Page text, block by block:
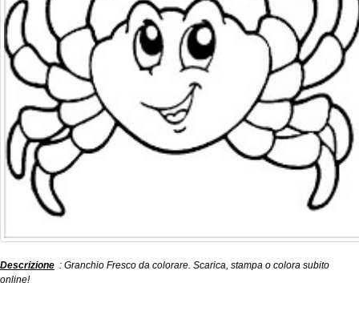
Descrizione : Granchio Fresco da colorare. Scarica, stampa o colora subito
online!